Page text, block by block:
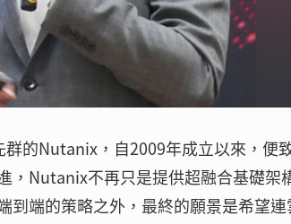
的Nutanix，自2009年成立以來，便
，Nutanix不再只是提供超融合基礎架
端的策略之外，最終的願景是希望連